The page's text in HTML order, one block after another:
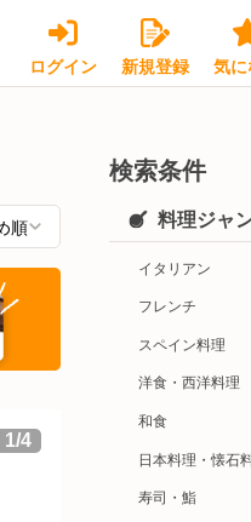
ログイン 新規登録 気
1/4
検索条件
料理ジャ
イタリアン
フレンチ
スペイン料理
洋食・西洋料理
和食
日本料理・懐石
寿司・鮨